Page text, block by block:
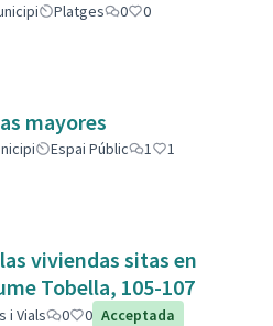
Platges 0
0
mayores
Espai Públic 1
1
Tobella, 105-107
i Vials 0 0 Acceptada